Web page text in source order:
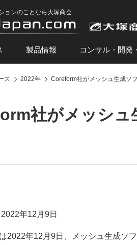
ョンのことなら大塚商会
製品情報 コンサル・開発
ス 2022年 Coreform社がメッシュ生成ソ
社がメッシュ
年12月9日
2022年12月9日、メッシュ生成ソ